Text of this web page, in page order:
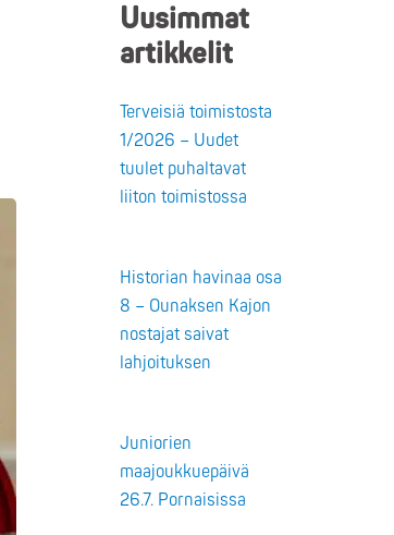
Uusimmat
artikkelit
Terveisiä toimistosta
1/2026 – Uudet
tuulet puhaltavat
liiton toimistossa
Historian havinaa osa
8 – Ounaksen Kajon
nostajat saivat
lahjoituksen
Juniorien
maajoukkuepäivä
26.7. Pornaisissa